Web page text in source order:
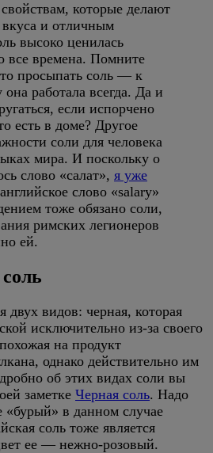
которые делают
вкуса и отличным
высоко ценилась
все времена. Помните
просыпать соль — к
работала всегда. Да и
если испорчено
есть в доме? Другое
соли для человека
мира. И поскольку о
слово «салат», я уже
слово «salary»
тоже обязано соли,
римских легионеров
ей.
двух видов: черная, которая
исключительно из-за своего
на продукт
однако действительно им
об этих видах соли вы
заметке Черная соль. Надо
«бурый» в данном случае
соль тоже является
ее — нежно-розовый.